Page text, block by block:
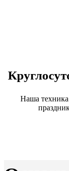
Наша техника